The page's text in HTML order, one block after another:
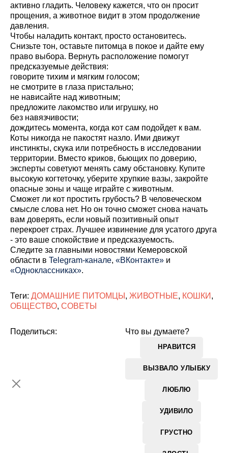
активно гладить. Человеку кажется, что он просит
прощения, а животное видит в этом продолжение
давления.
Чтобы наладить контакт, просто остановитесь.
Снизьте тон, оставьте питомца в покое и дайте ему
право выбора. Вернуть расположение помогут
предсказуемые действия:
говорите тихим и мягким голосом;
не смотрите в глаза пристально;
не нависайте над животным;
предложите лакомство или игрушку, но
без навязчивости;
дождитесь момента, когда кот сам подойдет к вам.
Коты никогда не пакостят назло. Ими движут
инстинкты, скука или потребность в исследовании
территории. Вместо криков, бьющих по доверию,
эксперты советуют менять саму обстановку. Купите
высокую когтеточку, уберите хрупкие вазы, закройте
опасные зоны и чаще играйте с животным.
Сможет ли кот простить грубость? В человеческом
смысле слова нет. Но он точно сможет снова начать
вам доверять, если новый позитивный опыт
перекроет страх. Лучшее извинение для усатого друга
- это ваше спокойствие и предсказуемость.
Cледите за главными новостями Кемеровской
области в Telegram-канале, «ВКонтакте» и
«Одноклассниках».
Теги: ДОМАШНИЕ ПИТОМЦЫ , ЖИВОТНЫЕ, КОШКИ ,
ОБЩЕСТВО, СОВЕТЫ
Что вы думаете?
НРАВИТСЯ
ВЫЗВАЛО УЛЫБКУ
ЛЮБЛЮ
УДИВИЛО
ГРУСТНО
Поделиться: